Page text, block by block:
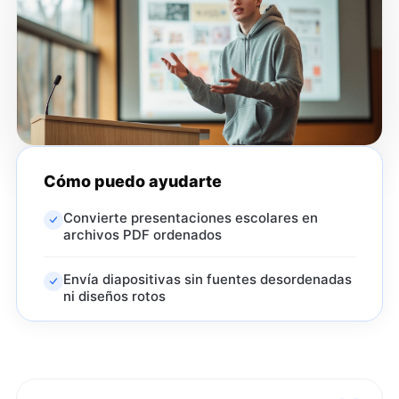
Cómo puedo ayudarte
Convierte presentaciones escolares en
archivos PDF ordenados
Envía diapositivas sin fuentes desordenadas
ni diseños rotos